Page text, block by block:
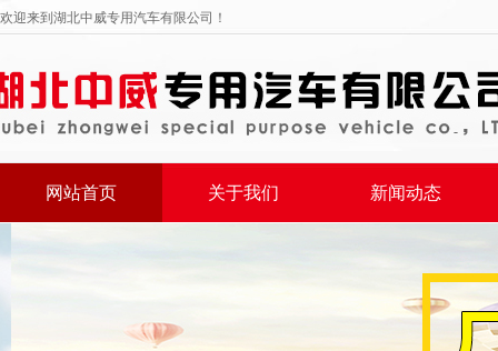
欢迎来到湖北中威专用汽车有限公司！
网站首页 关于我们 新闻动态